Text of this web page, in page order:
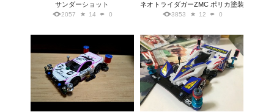
サンダーショット
2057 14 0
ネオトライダガーZMC ポリカ塗装
3853 12 0